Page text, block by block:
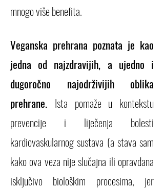
mnogo više benefita.
Veganska prehrana poznata je kao
jedna od najzdravijih, a ujedno i
dugoročno najodrživijih oblika
prehrane. Ista pomaže u kontekstu
prevencije i liječenja bolesti
kardiovaskularnog sustava (a stava sam
kako ova veza nije slučajna ili opravdana
isključivo biološkim procesima, jer